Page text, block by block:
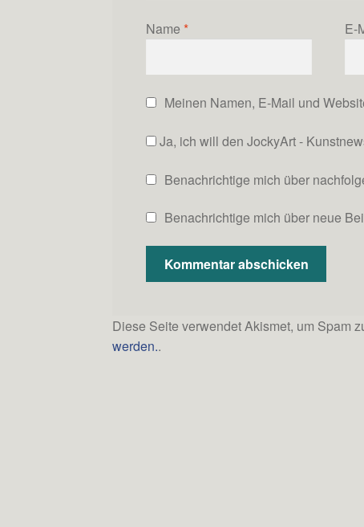
Name * E-
Meinen Namen, E-Mail und
Ja, ich will den JockyArt -
Benachrichtige mich über
Benachrichtige mich über neue
Diese Seite verwendet Akismet, um Spam
werden..